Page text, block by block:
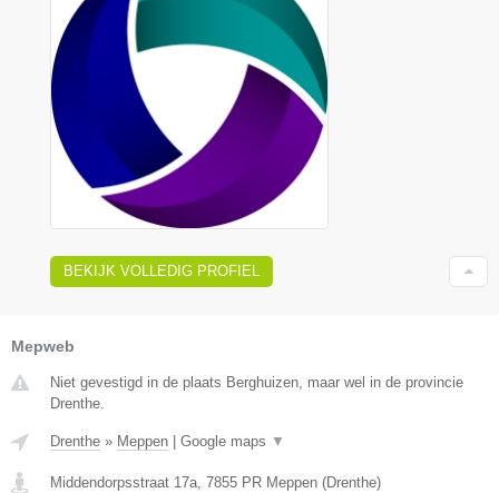
BEKIJK VOLLEDIG PROFIEL
Mepweb
Niet gevestigd in de plaats Berghuizen, maar wel in de provincie
Drenthe.
Drenthe » Meppen Google maps ▼
Middendorpsstraat 17a, 7855 PR Meppen (Drenthe)